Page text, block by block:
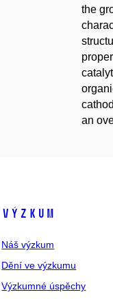
the
an
Výzkum
Náš výzkum
Dění ve výzkumu
Výzkumné úspěchy